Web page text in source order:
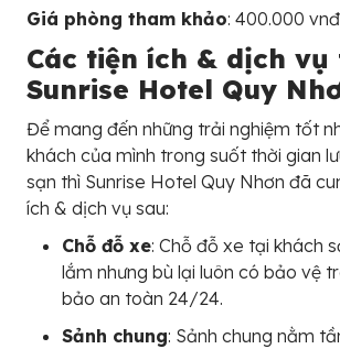
Giá phòng tham khảo: 400.000
Các tiện ích & dịch vụ
Sunrise Hotel Quy
Để mang đến những trải nghiệm tốt
khách của mình trong suốt thời gian
sạn thì Sunrise Hotel Quy Nhơn đã
ích & dịch vụ sau:
Chỗ đỗ xe: Chỗ đỗ xe tại khách
lắm nhưng bù lại luôn có bảo vệ
bảo an toàn 24/24.
Sảnh chung: Sảnh chung nằm